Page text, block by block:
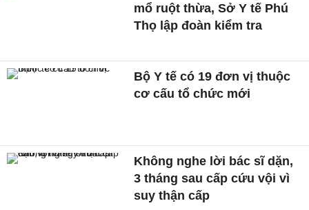
mổ ruột thừa, Sở Y tế Phú
Thọ lập đoàn kiểm tra
Bộ Y tế có 19 đơn vị thuộc
cơ cấu tổ chức mới
Không nghe lời bác sĩ dặn,
3 tháng sau cấp cứu vội vì
suy thận cấp